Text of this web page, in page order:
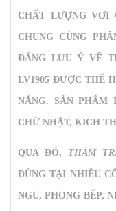
CHẤT LƯỢNG
CHUNG CÙNG
ĐÁNG LƯU Ý VỀ
LV1905 ĐƯỢC THỂ
NĂNG. SẢN PHẨM
CHỮ NHẬT, KÍCH
QUA ĐÓ, THẢM
DÙNG TẠI NHIỀU
NGỦ, PHÒNG BẾP,